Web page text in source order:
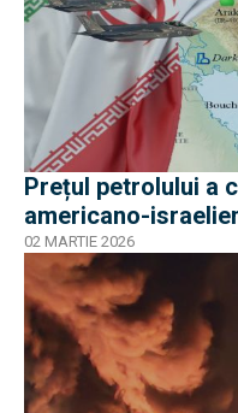
Prețul petrolului a
americano-
02 MARTIE 2026